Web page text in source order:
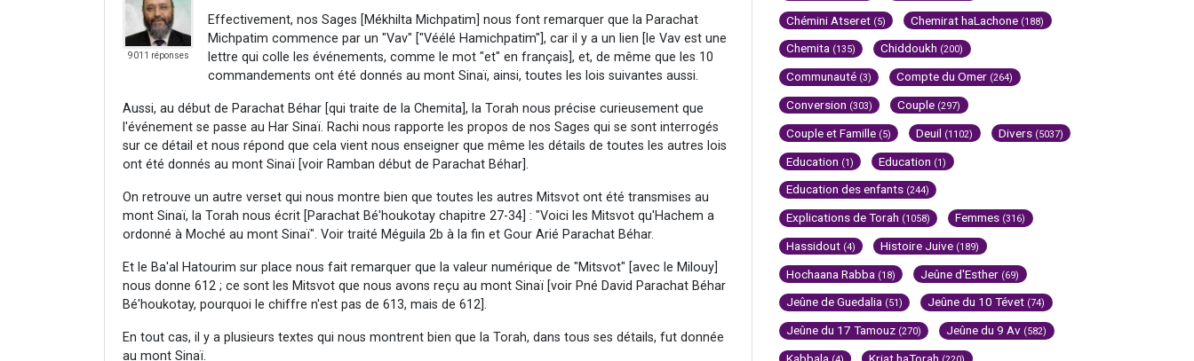
9011 réponses
Effectivement, nos Sages [Mékhilta Michpatim] nous font remarquer que la Parachat
Michpatim commence par un "Vav" ["Véélé Hamichpatim"], car il y a un lien [le Vav est une
lettre qui colle les événements, comme le mot "et" en français], et, de même que les 10
commandements ont été donnés au mont Sinaï, ainsi, toutes les lois suivantes aussi.
Aussi, au début de Parachat Béhar [qui traite de la Chemita], la Torah nous précise curieusement que
l'événement se passe au Har Sinaï. Rachi nous rapporte les propos de nos Sages qui se sont interrogés
sur ce détail et nous répond que cela vient nous enseigner que même les détails de toutes les autres lois
ont été donnés au mont Sinaï [voir Ramban début de Parachat Béhar].
On retrouve un autre verset qui nous montre bien que toutes les autres Mitsvot ont été transmises au
mont Sinaï, la Torah nous écrit [Parachat Bé'houkotay chapitre 27-34] : "Voici les Mitsvot qu'Hachem a
ordonné à Moché au mont Sinaï". Voir traité Méguila 2b à la fin et Gour Arié Parachat Béhar.
Et le Ba'al Hatourim sur place nous fait remarquer que la valeur numérique de "Mitsvot" [avec le Milouy]
nous donne 612 ; ce sont les Mitsvot que nous avons reçu au mont Sinaï [voir Pné David Parachat Béhar
Bé'houkotay, pourquoi le chiffre n'est pas de 613, mais de 612].
En tout cas, il y a plusieurs textes qui nous montrent bien que la Torah, dans tous ses détails, fut donnée
au mont Sinaï.
Chémini Atseret (5) Chemirat haLachone (188)
Chemita (135) Chiddoukh (200)
Communauté (3) Compte du Omer (264)
Conversion (303) Couple (297)
Couple et Famille (5) Deuil (1102) Divers (5037)
Education (1) Education (1)
Education des enfants (244)
Explications de Torah (1058) Femmes (316)
Hassidout (4) Histoire Juive (189)
Hochaana Rabba (18) Jeûne d'Esther (69)
Jeûne de Guedalia (51) Jeûne du 10 Tévet (74)
Jeûne du 17 Tamouz (270) Jeûne du 9 Av (582)